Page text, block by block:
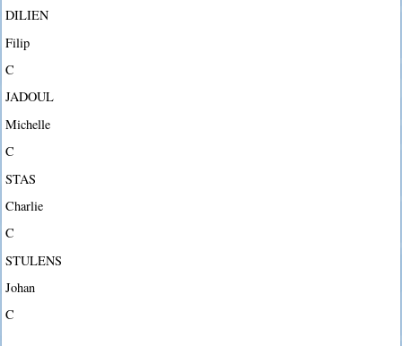
DILIEN
Filip
C
JADOUL
Michelle
C
STAS
Charlie
C
STULENS
Johan
C